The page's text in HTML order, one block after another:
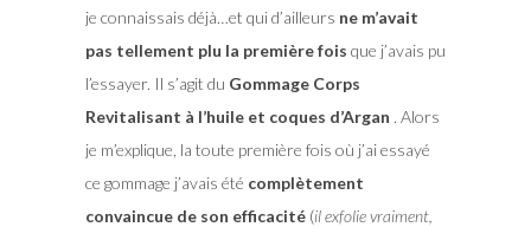
je connaissais déjà…et qui d’ailleurs ne m’avait
pas tellement plu la première fois que j’avais pu
l’essayer. Il s’agit du Gommage Corps
Revitalisant à l’huile et coques d’Argan . Alors
je m’explique, la toute première fois où j’ai essayé
ce gommage j’avais été complètement
convaincue de son efficacité(il exfolie vraiment,